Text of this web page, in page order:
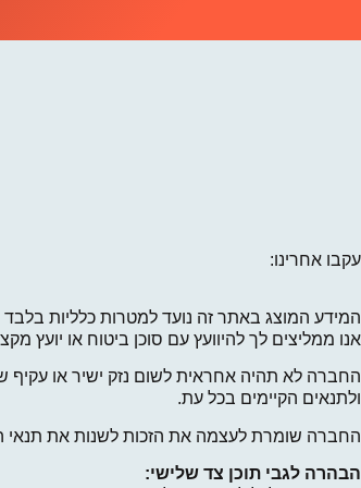
עקבו אחרינו:
המידע המוצג באתר זה נועד למטרות כלליות בלבד
אנו ממליצים לך להיוועץ עם סוכן ביטוח או יועץ
החברה לא תהיה אחראית לשום נזק ישיר או עקיף
ולתנאים הקיימים בכל עת.
החברה שומרת לעצמה את הזכות לשנות את תנאי
הבהרה לגבי תוכן צד שלישי: